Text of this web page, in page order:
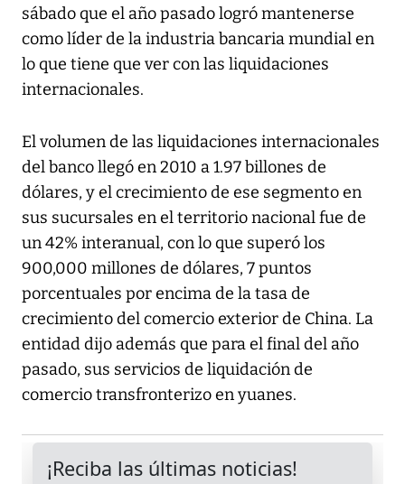
sábado que el año pasado logró mantenerse
como líder de la industria bancaria mundial en
lo que tiene que ver con las liquidaciones
internacionales.
El volumen de las liquidaciones internacionales
del banco llegó en 2010 a 1.97 billones de
dólares, y el crecimiento de ese segmento en
sus sucursales en el territorio nacional fue de
un 42% interanual, con lo que superó los
900,000 millones de dólares, 7 puntos
porcentuales por encima de la tasa de
crecimiento del comercio exterior de China. La
entidad dijo además que para el final del año
pasado, sus servicios de liquidación de
comercio transfronterizo en yuanes.